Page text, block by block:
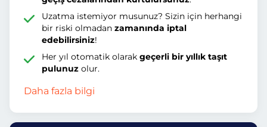
Uzatma istemiyor musunuz? Sizin için herhangi
bir riski olmadanzamanında iptal
edebilirsiniz!
Her yıl otomatik olarakgeçerli bir yıllık taşıt
pulunuz olur.
Daha fazla bilgi